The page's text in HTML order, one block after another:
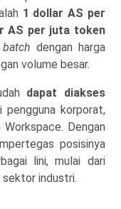
1 dollar AS per
AS per juta token
batch dengan harga
volume besar.
dapat diakses
pengguna korporat,
Dengan
posisinya
lini, mulai dari
sektor industri.